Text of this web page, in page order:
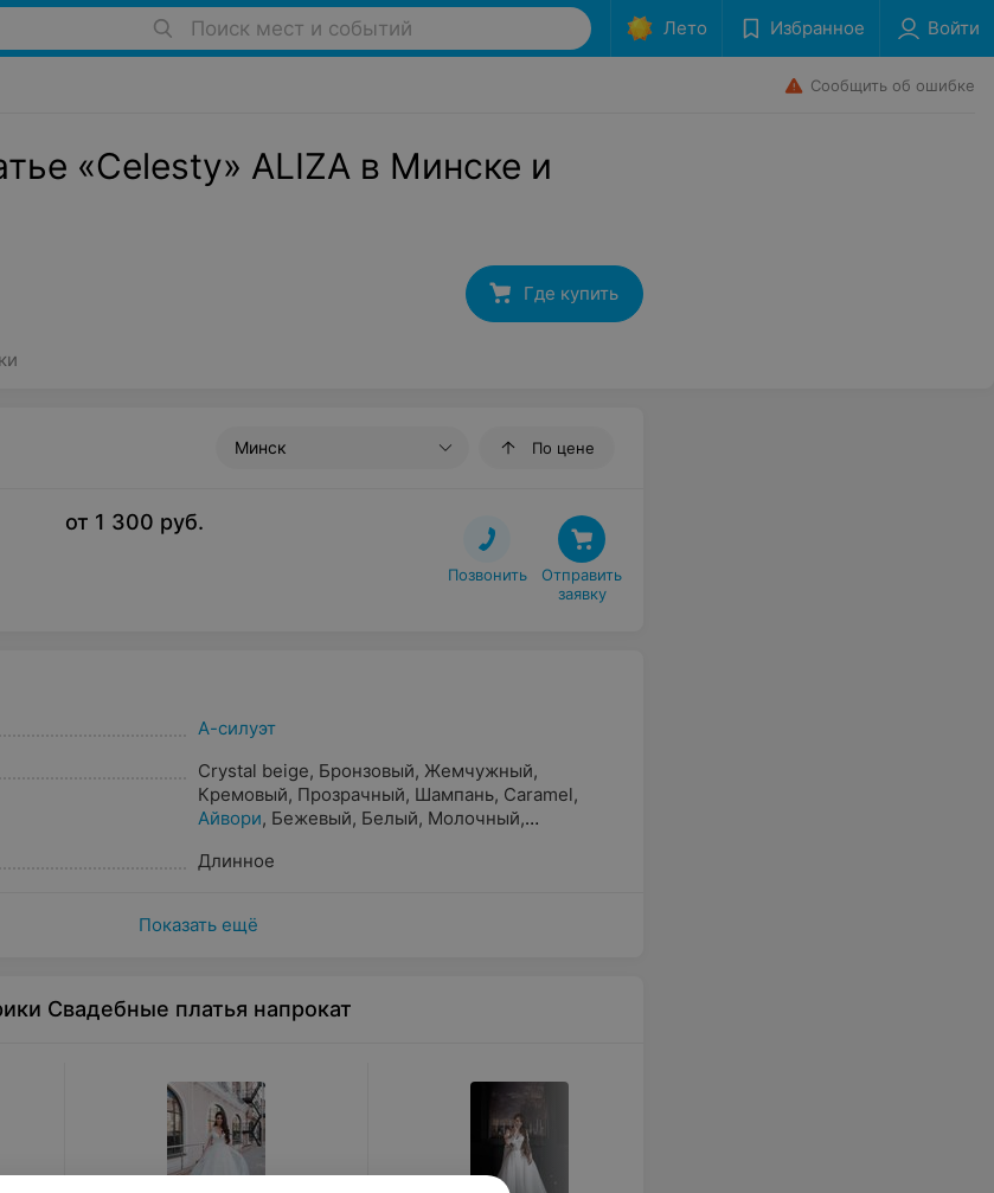
Поиск мест и событий Лето Избранное Войти
Сообщить об ошибке
«Celesty» ALIZA в Минске и
Где купить
Минск По цене
от 1 300 руб.
Позвонить
Отправить
заявку
А-силуэт
Crystal beige, Бронзовый, Жемчужный,
Кремовый, Прозрачный, Шампань, Caramel,
Айвори, Бежевый, Белый, Молочный,
Светло-розовый
Длинное
Показать ещё
Свадебные платья напрокат